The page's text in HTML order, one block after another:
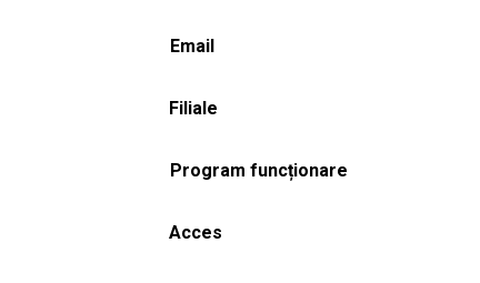
Email
Filiale
Program funcționare
Acces